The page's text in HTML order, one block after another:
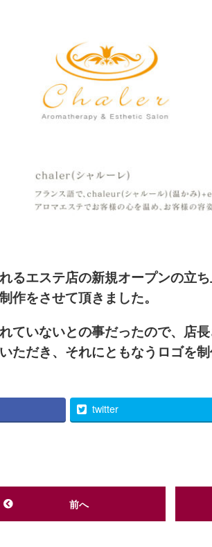
るエステ店の新規オープンの立
作をさせて頂きました。
ていないとの事だったので、店
ただき、それにともなうロゴを制
twitter
前へ